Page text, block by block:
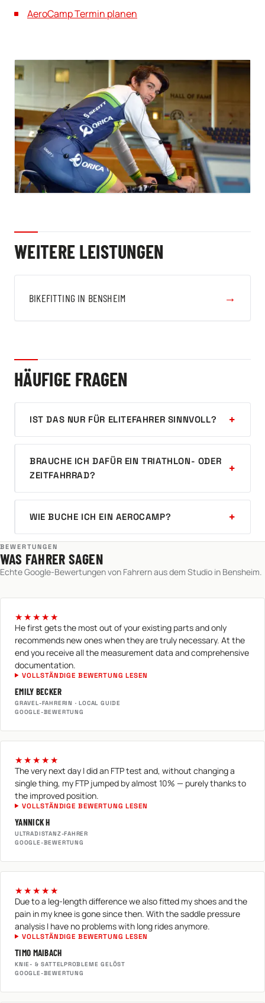
AeroCamp Termin planen
WEITERE LEISTUNGEN
BIKEFITTING IN BENSHEIM →
HÄUFIGE FRAGEN
IST DAS NUR FÜR ELITEFAHRER SINNVOLL?
BRAUCHE ICH DAFÜR EIN TRIATHLON- ODER
ZEITFAHRRAD?
WIE BUCHE ICH EIN AEROCAMP?
BEWERTUNGEN
WAS FAHRER SAGEN
Echte Google-Bewertungen von Fahrern aus dem Studio in Bensheim.
★★★★★
He first gets the most out of your existing parts and only
recommends new ones when they are truly necessary. At the
end you receive all the measurement data and comprehensive
documentation.
VOLLSTÄNDIGE BEWERTUNG LESEN
EMILY BECKER
GRAVEL-FAHRERIN · LOCAL GUIDE
GOOGLE-BEWERTUNG
★★★★★
The very next day I did an FTP test and, without changing a
single thing, my FTP jumped by almost 10% — purely thanks to
the improved position.
VOLLSTÄNDIGE BEWERTUNG LESEN
YANNICK H
ULTRADISTANZ-FAHRER
GOOGLE-BEWERTUNG
★★★★★
Due to a leg-length difference we also fitted my shoes and the
pain in my knee is gone since then. With the saddle pressure
analysis I have no problems with long rides anymore.
VOLLSTÄNDIGE BEWERTUNG LESEN
TIMO MAIBACH
KNIE- & SATTELPROBLEME GELÖST
GOOGLE-BEWERTUNG